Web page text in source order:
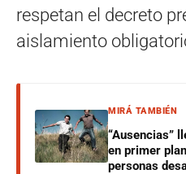
respetan el decreto
aislamiento
MIRÁ TAMBIÉN
“Ausencias”
en primer
personas